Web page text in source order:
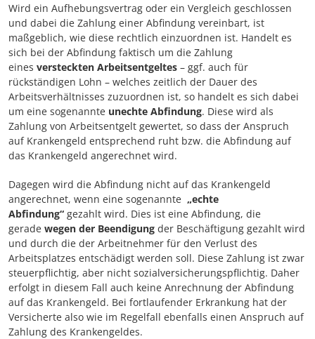
Wird ein Aufhebungsvertrag oder ein Vergleich geschlossen
und dabei die Zahlung einer Abfindung vereinbart, ist
maßgeblich, wie diese rechtlich einzuordnen ist. Handelt es
sich bei der Abfindung faktisch um die Zahlung
eines versteckten Arbeitsentgeltes – ggf. auch für
rückständigen Lohn – welches zeitlich der Dauer des
Arbeitsverhältnisses zuzuordnen ist, so handelt es sich dabei
um eine sogenannte unechte Abfindung. Diese wird als
Zahlung von Arbeitsentgelt gewertet, so dass der Anspruch
auf Krankengeld entsprechend ruht bzw. die Abfindung auf
das Krankengeld angerechnet wird.
Dagegen wird die Abfindung nicht auf das Krankengeld
angerechnet, wenn eine sogenannte „echte
Abfindung“ gezahlt wird. Dies ist eine Abfindung, die
gerade wegen der Beendigung der Beschäftigung gezahlt wird
und durch die der Arbeitnehmer für den Verlust des
Arbeitsplatzes entschädigt werden soll. Diese Zahlung ist zwar
steuerpflichtig, aber nicht sozialversicherungspflichtig. Daher
erfolgt in diesem Fall auch keine Anrechnung der Abfindung
auf das Krankengeld. Bei fortlaufender Erkrankung hat der
Versicherte also wie im Regelfall ebenfalls einen Anspruch auf
Zahlung des Krankengeldes.